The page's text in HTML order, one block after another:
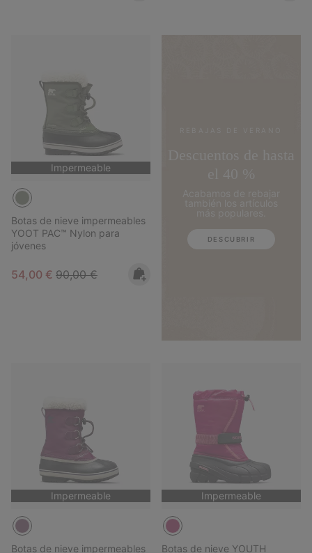
Impermeable
Botas de nieve impermeables
YOOT PAC™ Nylon para
jóvenes
Sale price:
54,00 € Regular price:
90,00 €
DESCUBRIR
Impermeable
Botas de nieve impermeables
Impermeable
Botas de nieve YOUTH